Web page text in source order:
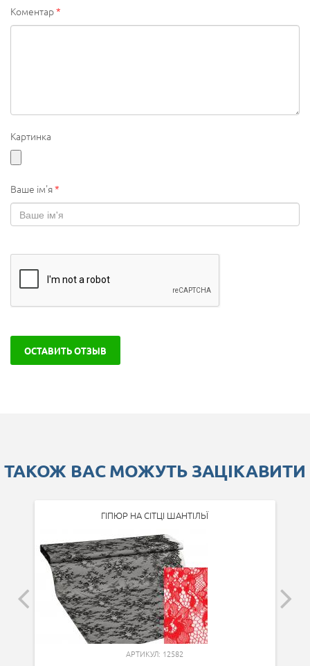
Коментар*
Картинка
Ваше ім'я*
ОСТАВИТЬ ОТЗЫВ
ТАКОЖ ВАС МОЖУТЬ ЗАЦІКАВИТИ
ГІПЮР НА СІТЦІ ШАНТІЛЬЇ
АРТИКУЛ: 12582